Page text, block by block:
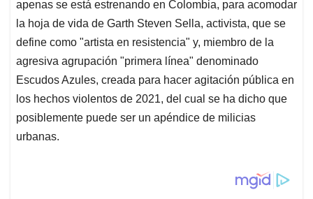
apenas se está estrenando en Colombia, para acomodar
la hoja de vida de Garth Steven Sella, activista, que se
define como "artista en resistencia" y, miembro de la
agresiva agrupación "primera línea" denominado
Escudos Azules, creada para hacer agitación pública en
los hechos violentos de 2021, del cual se ha dicho que
posiblemente puede ser un apéndice de milicias
urbanas.